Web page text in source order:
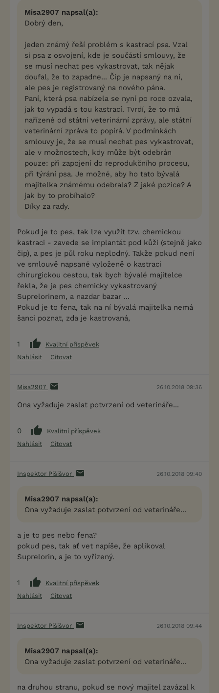
Misa2907 napsal(a):
Dobrý den,
jeden známý řeší problém s kastrací psa. Vzal
si psa z osvojení, kde je součástí smlouvy, že
se musí nechat pes vykastrovat, tak nějak
doufal, že to zapadne... Čip je napsaný na ní,
ale pes je registrovaný na nového pána.
Paní, která psa nabízela se nyní po roce ozvala,
jak to vypadá s tou kastrací. Tvrdí, že to má
nařízené od státní veterinární zprávy, ale státní
veterinární zpráva to popírá. V podmínkách
smlouvy je, že se musí nechat pes vykastrovat,
ale v možnostech, kdy může být odebrán
pouze: při zapojení do reprodukčního procesu,
při týrání psa. Je možné, aby ho tato bývalá
majitelka známému odebrala? Z jaké pozice? A
jak by to probíhalo?
Díky za rady.
Pokud je to pes, tak lze využít tzv. chemickou
kastraci - zavede se implantát pod kůži (stejně jako
čip), a pes je půl roku neplodný. Takže pokud není
ve smlouvě napsané vyloženě o kastraci
chirurgickou cestou, tak bych bývalé majitelce
řekla, že je pes chemicky vykastrovaný
Suprelorinem, a nazdar bazar ...
Pokud je to fena, tak na ní bývalá majitelka nemá
šanci poznat, zda je kastrovaná,
1
Kvalitní příspěvek
Nahlásit
Citovat
Misa2907 26.10.2018 09:36
Ona vyžaduje zaslat potvrzení od veterináře...
0
Kvalitní příspěvek
Nahlásit
Citovat
Inspektor Pišišvor 26.10.2018 09:40
Misa2907 napsal(a):
Ona vyžaduje zaslat potvrzení od veterináře...
a je to pes nebo fena?
pokud pes, tak ať vet napíše, že aplikoval
Suprelorin, a je to vyřízený.
1
Kvalitní příspěvek
Nahlásit
Citovat
Inspektor Pišišvor 26.10.2018 09:44
Misa2907 napsal(a):
Ona vyžaduje zaslat potvrzení od veterináře...
na druhou stranu, pokud se nový majitel zavázal k